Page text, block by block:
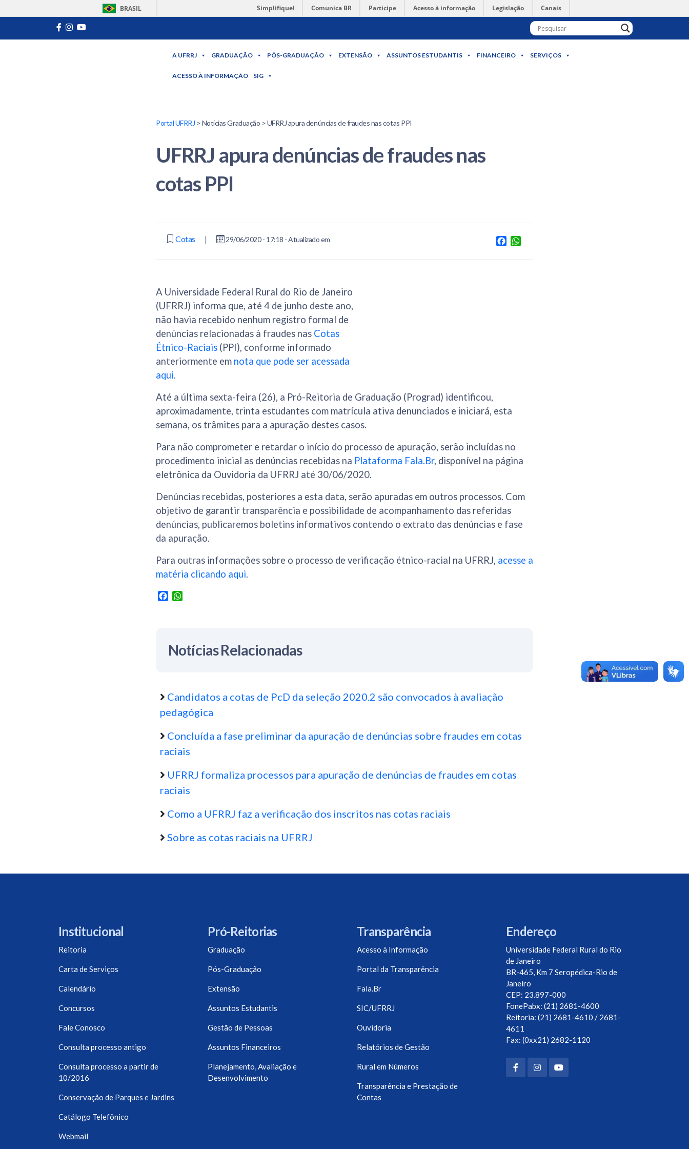
BRASIL Simplifique! Comunica BR Participe Acesso à informação Legislação Canais
A UFRRJ GRADUAÇÃO PÓS-GRADUAÇÃO EXTENSÃO ASSUNTOS ESTUDANTIS FINANCEIRO SERVIÇOS
ACESSO À INFORMAÇÃO SIG
Portal UFRRJ > Notícias Graduação > UFRRJ apura denúncias de fraudes nas cotas PPI
UFRRJ apura denúncias de fraudes nas
cotas PPI
Cotas | 29/06/2020 - 17:18 - Atualizado em Facebook
A Universidade Federal Rural do Rio de Janeiro
(UFRRJ) informa que, até 4 de junho deste ano,
não havia recebido nenhum registro formal de
denúncias relacionadas à fraudes nas Cotas
Étnico-Raciais (PPI), conforme informado
anteriormente em nota que pode ser acessada
aqui.
Até a última sexta-feira (26), a Pró-Reitoria de Graduação (Prograd) identificou,
aproximadamente, trinta estudantes com matrícula ativa denunciados e iniciará, esta
semana, os trâmites para a apuração destes casos.
Para não comprometer e retardar o início do processo de apuração, serão incluídas no
procedimento inicial as denúncias recebidas na Plataforma Fala.Br, disponível na página
eletrônica da Ouvidoria da UFRRJ até 30/06/2020.
Denúncias recebidas, posteriores a esta data, serão apuradas em outros processos. Com
objetivo de garantir transparência e possibilidade de acompanhamento das referidas
denúncias, publicaremos boletins informativos contendo o extrato das denúncias e fase
da apuração.
Para outras informações sobre o processo de verificação étnico-racial na UFRRJ, acesse a
matéria clicando aqui.
Facebook
Notícias Relacionadas
Candidatos a cotas de PcD da seleção 2020.2 são convocados à avaliação
pedagógica
Concluída a fase preliminar da apuração de denúncias sobre fraudes em cotas
raciais
UFRRJ formaliza processos para apuração de denúncias de fraudes em cotas
raciais
Como a UFRRJ faz a verificação dos inscritos nas cotas raciais
Sobre as cotas raciais na UFRRJ
Institucional
Reitoria
Carta de Serviços
Calendário
Concursos
Fale Conosco
Consulta processo antigo
Consulta processo a partir de
10/2016
Conservação de Parques e Jardins
Catálogo Telefônico
Webmail
Pró-Reitorias
Graduação
Pós-Graduação
Extensão
Assuntos Estudantis
Gestão de Pessoas
Assuntos Financeiros
Planejamento, Avaliação e
Desenvolvimento
Transparência
Acesso à Informação
Portal da Transparência
Fala.Br
SIC/UFRRJ
Ouvidoria
Relatórios de Gestão
Rural em Números
Transparência e Prestação de
Contas
Endereço
Universidade Federal Rural do Rio
de Janeiro
BR-465, Km 7 Seropédica-Rio de
Janeiro
CEP: 23.897-000
FonePabx: (21) 2681-4600
Reitoria: (21) 2681-4610 / 2681-
4611
Fax: (0xx21) 2682-1120